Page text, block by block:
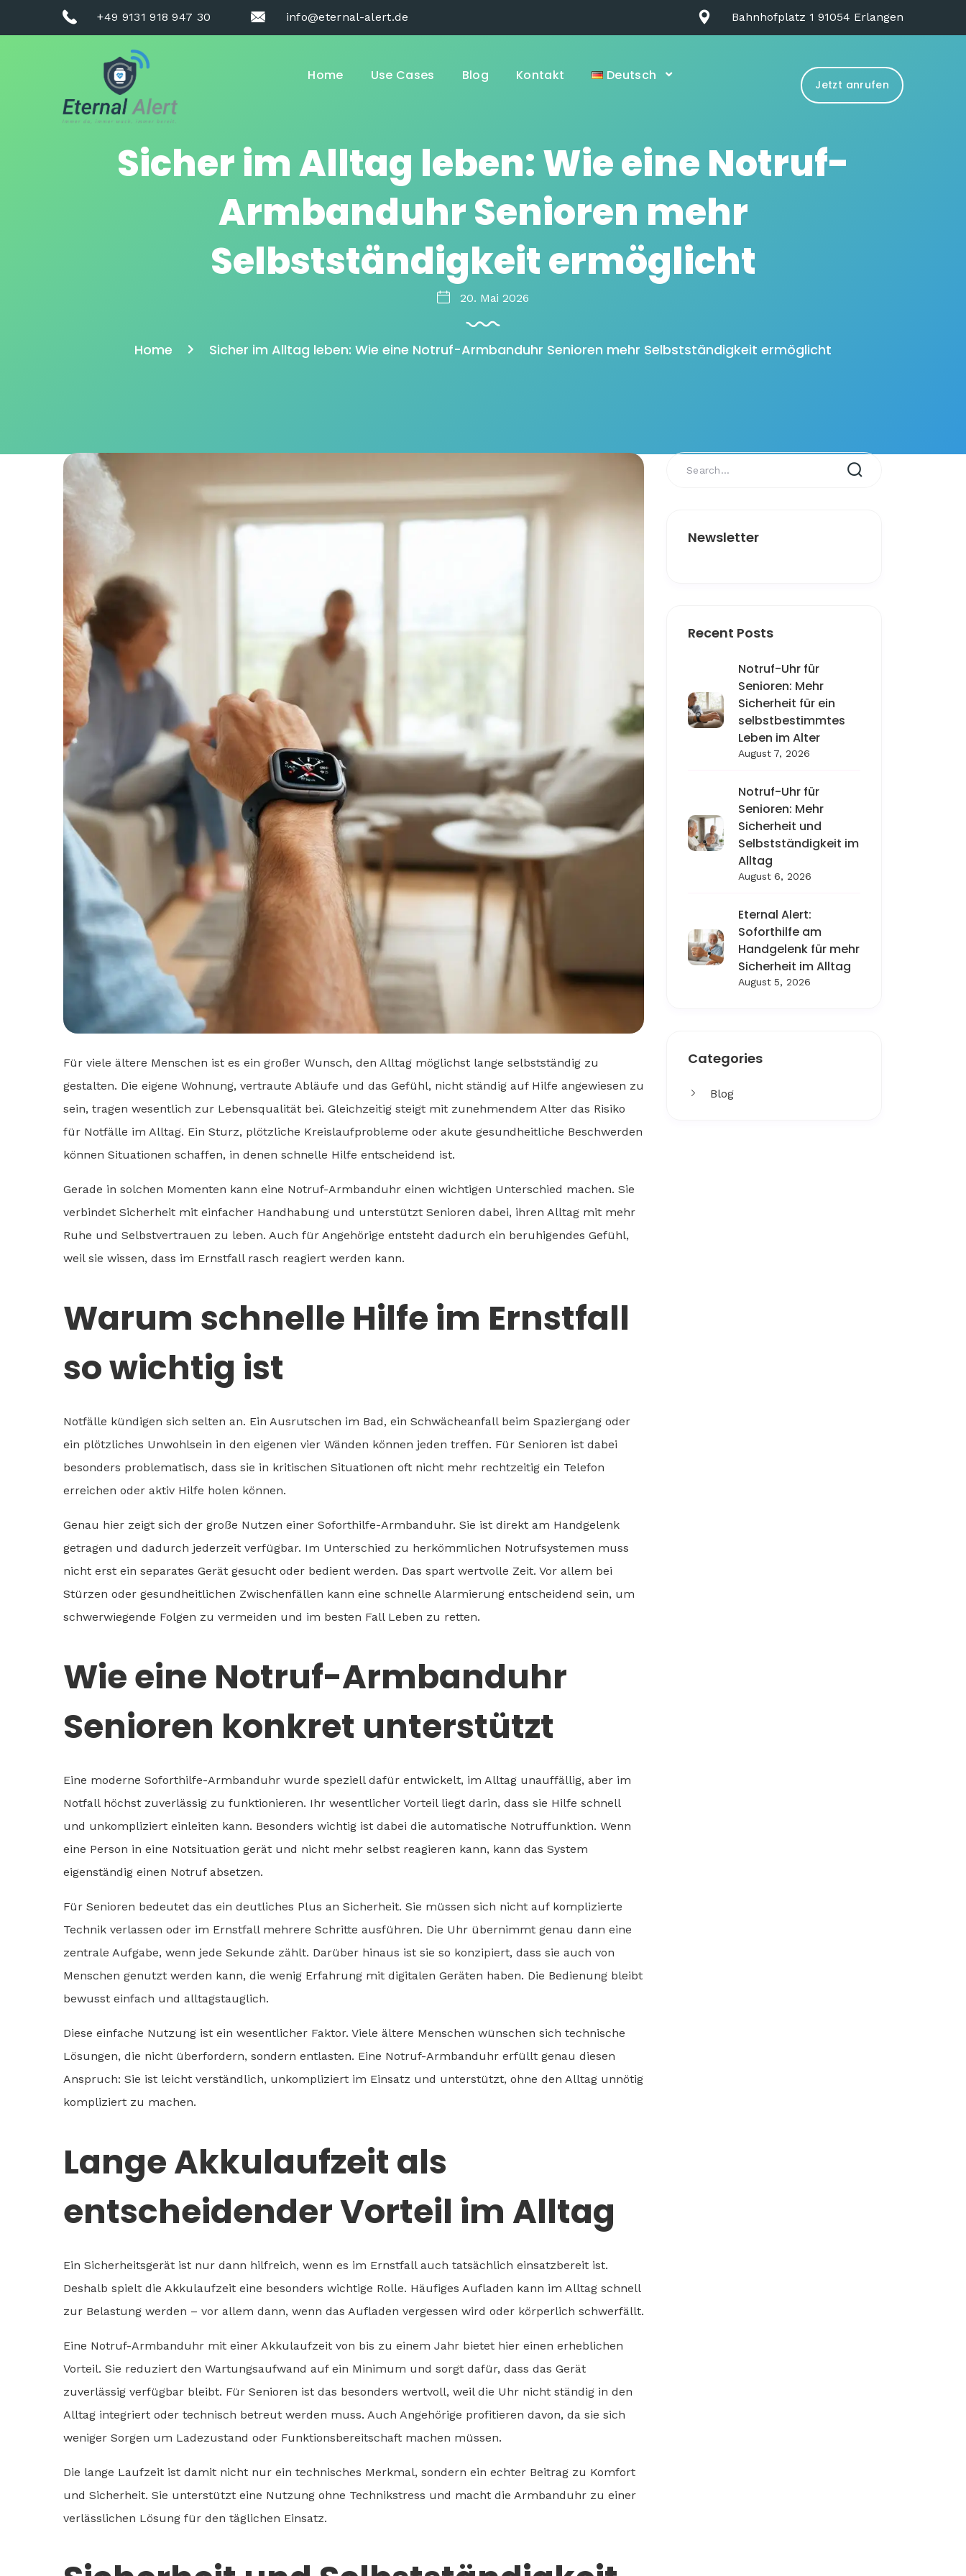
+49 9131 918 947 30 info@eternal-alert.de Bahnhofplatz 1 91054 Erlangen
Home Use Cases Blog Kontakt Deutsch
Jetzt anrufen
Sicher im Alltag leben: Wie eine Notruf-
Armbanduhr Senioren mehr
Selbstständigkeit ermöglicht
20. Mai 2026
Home Sicher im Alltag leben: Wie eine Notruf-Armbanduhr Senioren mehr Selbstständigkeit ermöglicht
Newsletter
Recent Posts
Notruf-Uhr für
Senioren: Mehr
Sicherheit für ein
selbstbestimmtes
Leben im Alter
August 7, 2026
Notruf-Uhr für
Senioren: Mehr
Sicherheit und
Selbstständigkeit im
Alltag
August 6, 2026
Eternal Alert:
Soforthilfe am
Handgelenk für mehr
Sicherheit im Alltag
August 5, 2026
Categories
Blog
Für viele ältere Menschen ist es ein großer Wunsch, den Alltag möglichst lange selbstständig zu
gestalten. Die eigene Wohnung, vertraute Abläufe und das Gefühl, nicht ständig auf Hilfe angewiesen zu
sein, tragen wesentlich zur Lebensqualität bei. Gleichzeitig steigt mit zunehmendem Alter das Risiko
für Notfälle im Alltag. Ein Sturz, plötzliche Kreislaufprobleme oder akute gesundheitliche Beschwerden
können Situationen schaffen, in denen schnelle Hilfe entscheidend ist.
Gerade in solchen Momenten kann eine Notruf-Armbanduhr einen wichtigen Unterschied machen. Sie
verbindet Sicherheit mit einfacher Handhabung und unterstützt Senioren dabei, ihren Alltag mit mehr
Ruhe und Selbstvertrauen zu leben. Auch für Angehörige entsteht dadurch ein beruhigendes Gefühl,
weil sie wissen, dass im Ernstfall rasch reagiert werden kann.
Warum schnelle Hilfe im Ernstfall
so wichtig ist
Notfälle kündigen sich selten an. Ein Ausrutschen im Bad, ein Schwächeanfall beim Spaziergang oder
ein plötzliches Unwohlsein in den eigenen vier Wänden können jeden treffen. Für Senioren ist dabei
besonders problematisch, dass sie in kritischen Situationen oft nicht mehr rechtzeitig ein Telefon
erreichen oder aktiv Hilfe holen können.
Genau hier zeigt sich der große Nutzen einer Soforthilfe-Armbanduhr. Sie ist direkt am Handgelenk
getragen und dadurch jederzeit verfügbar. Im Unterschied zu herkömmlichen Notrufsystemen muss
nicht erst ein separates Gerät gesucht oder bedient werden. Das spart wertvolle Zeit. Vor allem bei
Stürzen oder gesundheitlichen Zwischenfällen kann eine schnelle Alarmierung entscheidend sein, um
schwerwiegende Folgen zu vermeiden und im besten Fall Leben zu retten.
Wie eine Notruf-Armbanduhr
Senioren konkret unterstützt
Eine moderne Soforthilfe-Armbanduhr wurde speziell dafür entwickelt, im Alltag unauffällig, aber im
Notfall höchst zuverlässig zu funktionieren. Ihr wesentlicher Vorteil liegt darin, dass sie Hilfe schnell
und unkompliziert einleiten kann. Besonders wichtig ist dabei die automatische Notruffunktion. Wenn
eine Person in eine Notsituation gerät und nicht mehr selbst reagieren kann, kann das System
eigenständig einen Notruf absetzen.
Für Senioren bedeutet das ein deutliches Plus an Sicherheit. Sie müssen sich nicht auf komplizierte
Technik verlassen oder im Ernstfall mehrere Schritte ausführen. Die Uhr übernimmt genau dann eine
zentrale Aufgabe, wenn jede Sekunde zählt. Darüber hinaus ist sie so konzipiert, dass sie auch von
Menschen genutzt werden kann, die wenig Erfahrung mit digitalen Geräten haben. Die Bedienung bleibt
bewusst einfach und alltagstauglich.
Diese einfache Nutzung ist ein wesentlicher Faktor. Viele ältere Menschen wünschen sich technische
Lösungen, die nicht überfordern, sondern entlasten. Eine Notruf-Armbanduhr erfüllt genau diesen
Anspruch: Sie ist leicht verständlich, unkompliziert im Einsatz und unterstützt, ohne den Alltag unnötig
kompliziert zu machen.
Lange Akkulaufzeit als
entscheidender Vorteil im Alltag
Ein Sicherheitsgerät ist nur dann hilfreich, wenn es im Ernstfall auch tatsächlich einsatzbereit ist.
Deshalb spielt die Akkulaufzeit eine besonders wichtige Rolle. Häufiges Aufladen kann im Alltag schnell
zur Belastung werden – vor allem dann, wenn das Aufladen vergessen wird oder körperlich schwerfällt.
Eine Notruf-Armbanduhr mit einer Akkulaufzeit von bis zu einem Jahr bietet hier einen erheblichen
Vorteil. Sie reduziert den Wartungsaufwand auf ein Minimum und sorgt dafür, dass das Gerät
zuverlässig verfügbar bleibt. Für Senioren ist das besonders wertvoll, weil die Uhr nicht ständig in den
Alltag integriert oder technisch betreut werden muss. Auch Angehörige profitieren davon, da sie sich
weniger Sorgen um Ladezustand oder Funktionsbereitschaft machen müssen.
Die lange Laufzeit ist damit nicht nur ein technisches Merkmal, sondern ein echter Beitrag zu Komfort
und Sicherheit. Sie unterstützt eine Nutzung ohne Technikstress und macht die Armbanduhr zu einer
verlässlichen Lösung für den täglichen Einsatz.